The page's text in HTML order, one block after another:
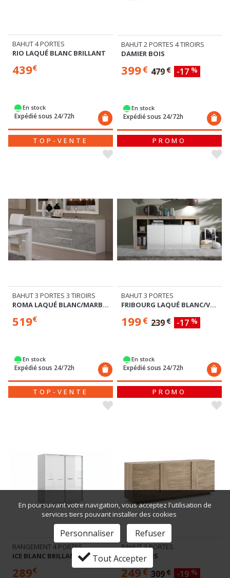
BAHUT 4 PORTES
RIO LAQUÉ BLANC BRILLANT
439€
En stock
Expédié sous 24/72h
BAHUT 2 PORTES 4 TIROIRS
DAMIER BOIS
399€ 479€ -17 %
En stock
Expédié sous 24/72h
TOP-VENTE
BAHUT 3 PORTES 3 TIROIRS
ROMA LAQUÉ BLANC/MARBRÉ GRIS
519€
En stock
Expédié sous 24/72h
PROMO
BAHUT 3 PORTES
FRIBOURG LAQUÉ BLANC/VINTAGE
199€ 239€ -17 %
En stock
Expédié sous 24/72h
TOP-VENTE
RANGEMENT 4 PORTES
ICE BLANC BRILLANT
289€
PROMO
BAHUT 3 PORTES
KASPI BOIS
249€ 309€ -19 %
En poursuivant votre navigation, vous acceptez l'utilisation de
services tiers pouvant installer des cookies
Personnaliser Refuser
Tout Accepter